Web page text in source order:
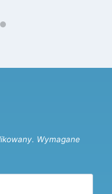
Wymagane